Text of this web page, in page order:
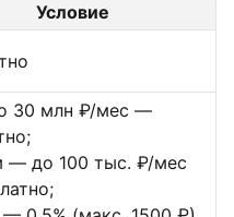
Условие
30 млн ₽/мес —
— до 100 тыс. ₽/мес